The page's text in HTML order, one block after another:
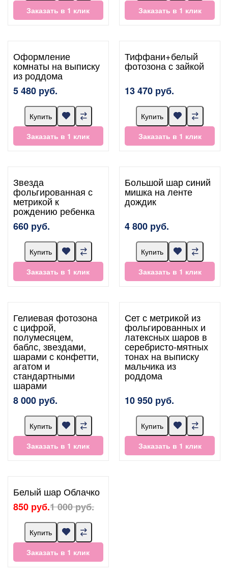
Заказать в 1 клик Заказать в 1 клик
Оформление
комнаты на выписку
из роддома
5 480 руб.
Купить
Заказать в 1 клик
Тиффани+белый
фотозона с зайкой
13 470 руб.
Купить
Заказать в 1 клик
Звезда
фольгированная с
метрикой к
рождению ребенка
660 руб.
Купить
Заказать в 1 клик
Большой шар синий
мишка на ленте
дождик
4 800 руб.
Купить
Заказать в 1 клик
Гелиевая фотозона
с цифрой,
полумесяцем,
баблс, звездами,
шарами с конфетти,
агатом и
стандартными
шарами
8 000 руб.
Купить
Заказать в 1 клик
Сет с метрикой из
фольгированных и
латексных шаров в
серебристо-мятных
тонах на выписку
мальчика из
роддома
10 950 руб.
Купить
Заказать в 1 клик
Белый шар Облачко
850 руб.1 000 руб.
Купить
Заказать в 1 клик